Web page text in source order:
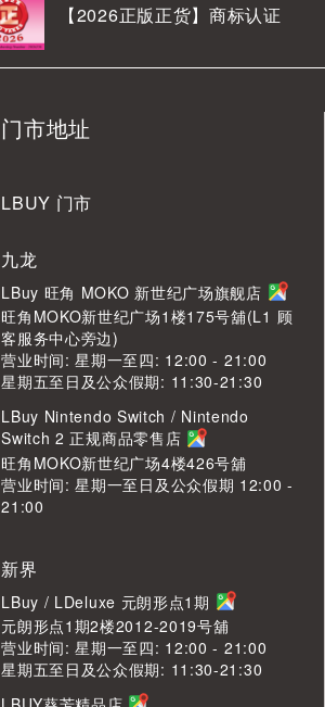
【2026正版正货】商标认证
门市地址
LBUY 门市
九龙
LBuy 旺角 MOKO 新世纪广场旗舰店
旺角MOKO新世纪广场1楼175号舖(L1 顾
客服务中心旁边)
营业时间: 星期一至四: 12:00 - 21:00
星期五至日及公众假期: 11:30-21:30
LBuy Nintendo Switch / Nintendo
Switch 2 正规商品零售店
旺角MOKO新世纪广场4楼426号舖
营业时间: 星期一至日及公众假期 12:00 -
21:00
新界
LBuy / LDeluxe 元朗形点1期
元朗形点1期2楼2012-2019号舖
营业时间: 星期一至四: 12:00 - 21:00
星期五至日及公众假期: 11:30-21:30